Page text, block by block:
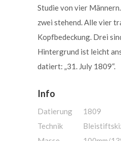
Studie von vier
zwei stehend. Alle vier
Kopfbedeckung. Drei
Hintergrund ist leicht
datiert: „31. July 1809“.
Info
Datierung
1809
Technik